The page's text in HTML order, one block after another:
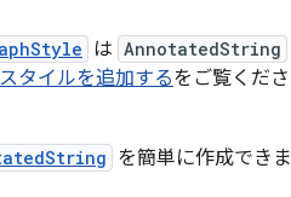
は AnnotatedString
タイルを追加するをご覧くださ
を簡単に作成できま